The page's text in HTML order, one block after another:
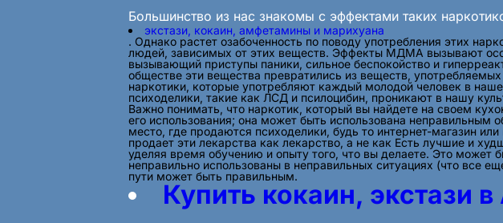
Большинство из нас знакомы с эффектами таких
экстази, кокаин, амфетамины и марихуана
. Однако растет озабоченность по поводу употребления этих
людей, зависимых от этих веществ. Эффекты МДМА вызывают
вызывающий приступы паники, сильное беспокойство и
обществе эти вещества превратились из веществ,
наркотики, которые употребляют каждый молодой человек в
психоделики, такие как ЛСД и псилоцибин, проникают в нашу
Важно понимать, что наркотик, который вы найдете на своем
его использования; она может быть использована
место, где продаются психоделики, будь то интернет-магазин
продает эти лекарства как лекарство, а не как Есть лучшие и
уделяя время обучению и опыту того, что вы делаете. Это
неправильно использованы в неправильных ситуациях (что все
пути может быть правильным.
Купить кокаин, экстази